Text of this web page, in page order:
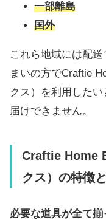
一部離島
国外
これら地域には配
まいの方でCraftie
クス）を利用した
届けできません。
Craftie Home
クス）の特徴
必要な道具が全て揃